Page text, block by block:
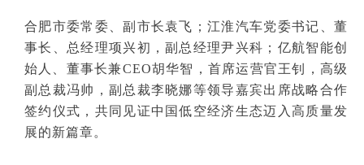
合肥市委常委、副市长袁飞；江淮汽车党委书记、董
事长、总经理项兴初，副总经理尹兴科；亿航智能创
始人、董事长兼CEO胡华智，首席运营官王钊，高级
副总裁冯帅，副总裁李晓娜等领导嘉宾出席战略合作
签约仪式，共同见证中国低空经济生态迈入高质量发
展的新篇章。